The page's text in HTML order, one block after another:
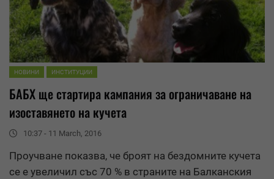
НОВИНИ ИНСТИТУЦИИ
БАБХ ще стартира кампания за ограничаване на
изоставянето на кучета
10:37 - 11 March, 2016
Проучване показва, че броят на бездомните кучета
се е увеличил със 70 % в страните на Балканския